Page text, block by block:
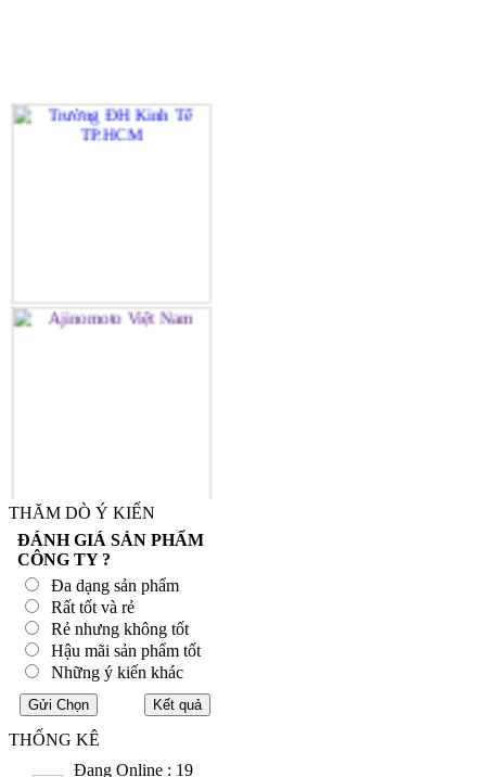
THĂM DÒ Ý KIẾN
ĐÁNH GIÁ SẢN PHẨM
CÔNG TY ?
Đa dạng sản phẩm
Rất tốt và rẻ
Rẻ nhưng không tốt
Hậu mãi sản phẩm tốt
Những ý kiến khác
THỐNG KÊ
Đang Online : 19